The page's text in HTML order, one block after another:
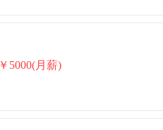
￥5000(月薪)